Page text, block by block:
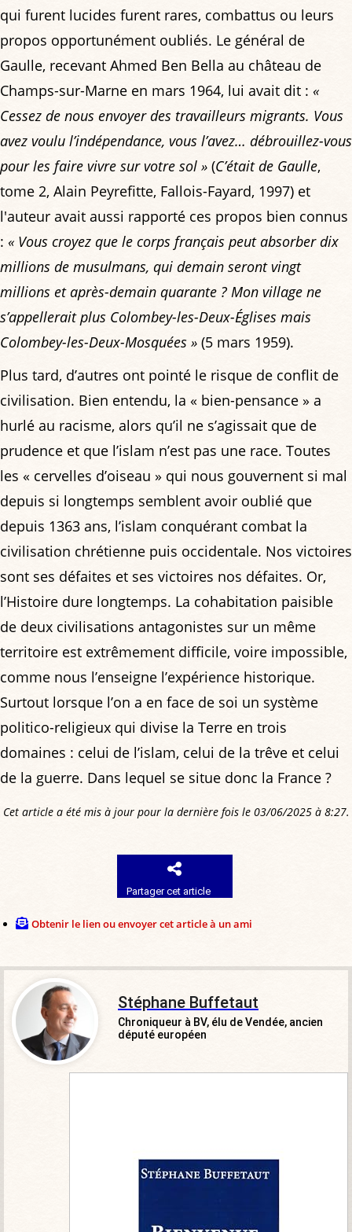
qui furent lucides furent rares, combattus ou leurs
propos opportunément oubliés. Le général de
Gaulle, recevant Ahmed Ben Bella au château de
Champs-sur-Marne en mars 1964, lui avait dit : «
Cessez de nous envoyer des travailleurs migrants. Vous
avez voulu l’indépendance, vous l’avez… débrouillez-vous
pour les faire vivre sur votre sol » (C’était de Gaulle,
tome 2, Alain Peyrefitte, Fallois-Fayard, 1997) et
l'auteur avait aussi rapporté ces propos bien connus
: « Vous croyez que le corps français peut absorber dix
millions de musulmans, qui demain seront vingt
millions et après-demain quarante ? Mon village ne
s’appellerait plus Colombey-les-Deux-Églises mais
Colombey-les-Deux-Mosquées » (5 mars 1959).
Plus tard, d’autres ont pointé le risque de conflit de
civilisation. Bien entendu, la « bien-pensance » a
hurlé au racisme, alors qu’il ne s’agissait que de
prudence et que l’islam n’est pas une race. Toutes
les « cervelles d’oiseau » qui nous gouvernent si mal
depuis si longtemps semblent avoir oublié que
depuis 1363 ans, l’islam conquérant combat la
civilisation chrétienne puis occidentale. Nos victoires
sont ses défaites et ses victoires nos défaites. Or,
l’Histoire dure longtemps. La cohabitation paisible
de deux civilisations antagonistes sur un même
territoire est extrêmement difficile, voire impossible,
comme nous l’enseigne l’expérience historique.
Surtout lorsque l’on a en face de soi un système
politico-religieux qui divise la Terre en trois
domaines : celui de l’islam, celui de la trêve et celui
de la guerre. Dans lequel se situe donc la France ?
Cet article a été mis à jour pour la dernière fois le 03/06/2025 à 8:27.
Partager cet article
Obtenir le lien ou envoyer cet article à un ami
Stéphane Buffetaut
Chroniqueur à BV, élu de Vendée, ancien
député européen